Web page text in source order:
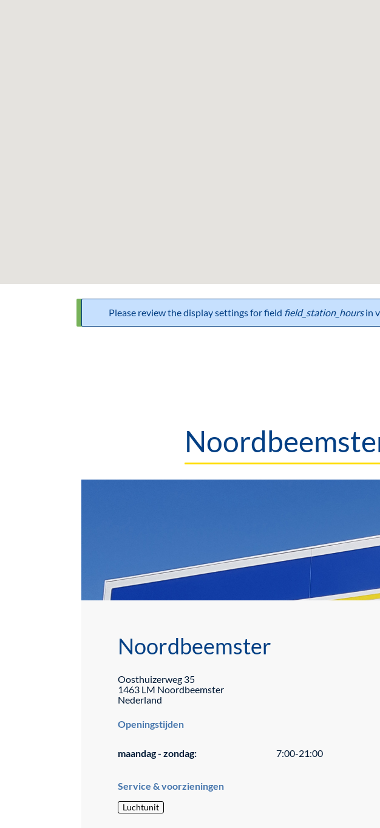
Statusbericht
Please review the display settings for field field_station_hoursin
Noordbeemster
Oosthuizerweg 35
1463 LM Noordbeemster
Nederland
Openingstijden
maandag - zondag: 7:00-21:00
Service & voorzieningen
Luchtunit